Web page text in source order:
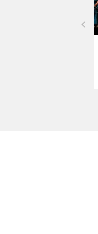
<